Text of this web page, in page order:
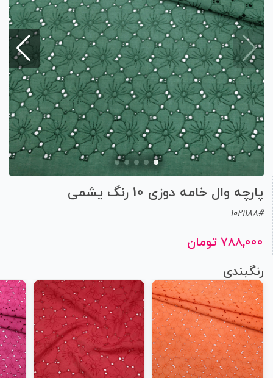
پارچه وال خامه دوزی 10 رنگ یشمی
1021188#
۷۸۸,۰۰۰ تومان
رنگبندی